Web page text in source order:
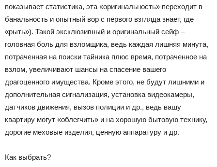
показывает статистика, эта «оригинальность» переходит в
банальность и опытный вор с первого взгляда знает, где
«рыть»). Такой эксклюзивный и оригинальный сейф –
головная боль для взломщика, ведь каждая лишняя минута,
потраченная на поиски тайника плюс время, потраченное на
взлом, увеличивают шансы на спасение вашего
драгоценного имущества. Кроме этого, не будут лишними и
дополнительная сигнализация, установка видеокамеры,
датчиков движения, вызов полиции и др., ведь вашу
квартиру могут «облегчить» и на хорошую бытовую технику,
дорогие меховые изделия, ценную аппаратуру и др.
Как выбрать?